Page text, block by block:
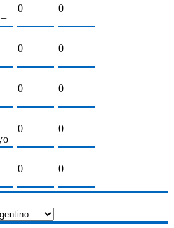
0 0
0 0
0 0
0 0
0 0